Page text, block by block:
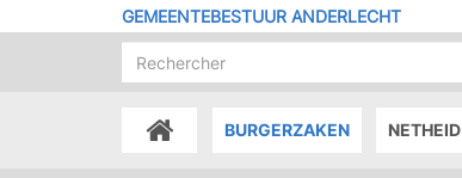
en
GEMEENTEBESTUUR ANDERLECHT
ACCUEILBURGERZAKEN NETHEID